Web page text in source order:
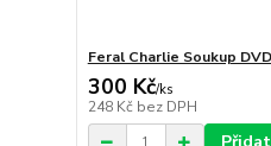
Feral Charlie Soukup DVD
300 Kč/ks
248 Kč bez DPH